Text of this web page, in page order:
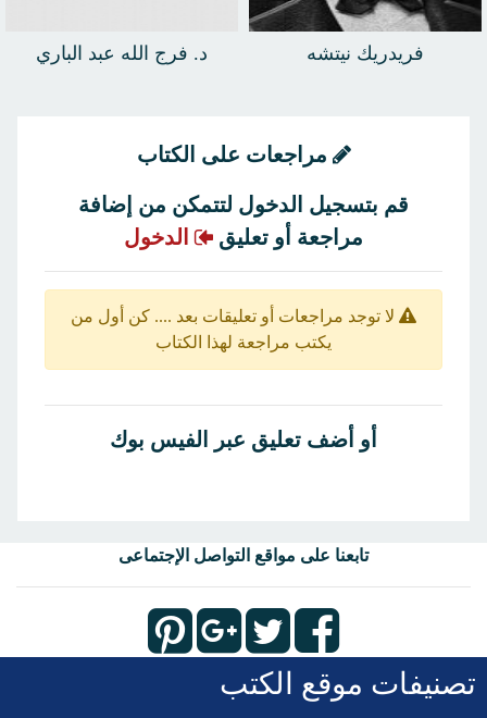
فريدريك نيتشه د. فرج الله عبد الباري
مراجعات على الكتاب
قم بتسجيل الدخول لتتمكن من إضافة
مراجعة أو تعليق
الدخول
لا توجد مراجعات أو تعليقات بعد .... كن أول من
يكتب مراجعة لهذا الكتاب
أو أضف تعليق عبر الفيس بوك
تابعنا على مواقع التواصل الإجتماعى
تصنيفات موقع الكتب